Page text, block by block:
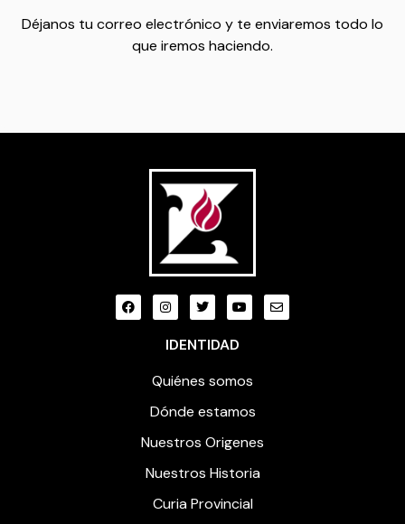
Déjanos tu correo electrónico y te enviaremos todo lo
que iremos haciendo.
IDENTIDAD
Quiénes somos
Dónde estamos
Nuestros Origenes
Nuestros Historia
Curia Provincial